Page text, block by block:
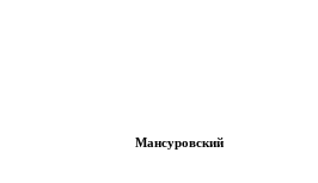
Мансуровский